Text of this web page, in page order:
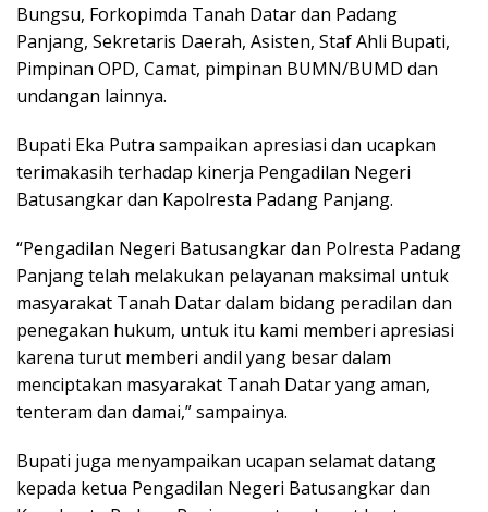
Bungsu, Forkopimda Tanah Datar dan Padang
Panjang, Sekretaris Daerah, Asisten, Staf Ahli Bupati,
Pimpinan OPD, Camat, pimpinan BUMN/BUMD dan
undangan lainnya.
Bupati Eka Putra sampaikan apresiasi dan ucapkan
terimakasih terhadap kinerja Pengadilan Negeri
Batusangkar dan Kapolresta Padang Panjang.
“Pengadilan Negeri Batusangkar dan Polresta Padang
Panjang telah melakukan pelayanan maksimal untuk
masyarakat Tanah Datar dalam bidang peradilan dan
penegakan hukum, untuk itu kami memberi apresiasi
karena turut memberi andil yang besar dalam
menciptakan masyarakat Tanah Datar yang aman,
tenteram dan damai,” sampainya.
Bupati juga menyampaikan ucapan selamat datang
kepada ketua Pengadilan Negeri Batusangkar dan